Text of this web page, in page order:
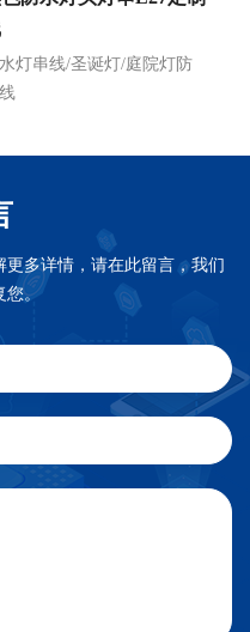
灯串线/圣诞灯/庭院灯防
多详情，请在此留言，我们
您。